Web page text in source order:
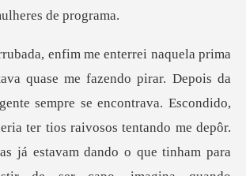
sempre se encontrava. Escondido,
ter tios raivosos tentando me depôr.
j